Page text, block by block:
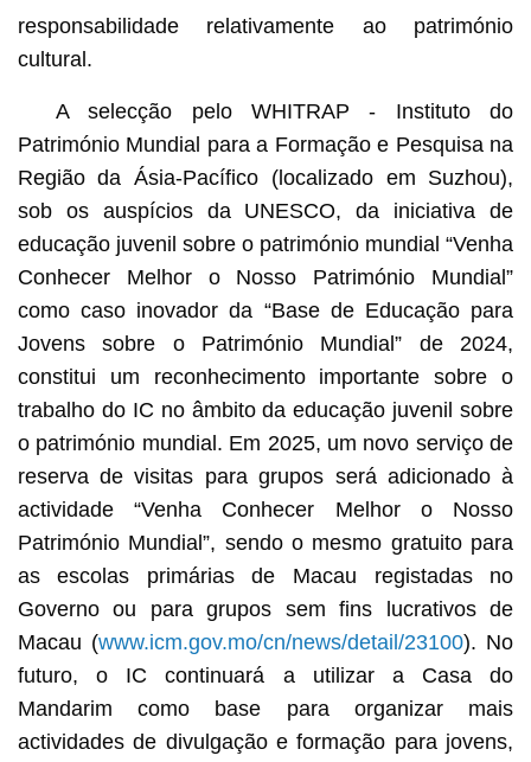
responsabilidade relativamente ao património
cultural.
A selecção pelo WHITRAP - Instituto do
Património Mundial para a Formação e Pesquisa na
Região da Ásia-Pacífico (localizado em Suzhou),
sob os auspícios da UNESCO, da iniciativa de
educação juvenil sobre o património mundial “Venha
Conhecer Melhor o Nosso Património Mundial”
como caso inovador da “Base de Educação para
Jovens sobre o Património Mundial” de 2024,
constitui um reconhecimento importante sobre o
trabalho do IC no âmbito da educação juvenil sobre
o património mundial. Em 2025, um novo serviço de
reserva de visitas para grupos será adicionado à
actividade “Venha Conhecer Melhor o Nosso
Património Mundial”, sendo o mesmo gratuito para
as escolas primárias de Macau registadas no
Governo ou para grupos sem fins lucrativos de
Macau (www.icm.gov.mo/cn/news/detail/23100). No
futuro, o IC continuará a utilizar a Casa do
Mandarim como base para organizar mais
actividades de divulgação e formação para jovens,